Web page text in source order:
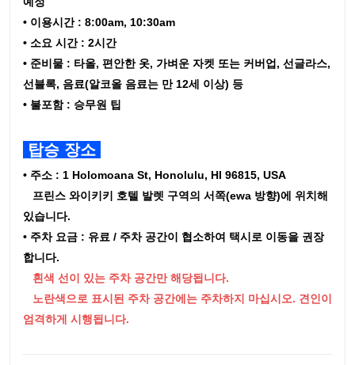
• 이용시간 : 8:00am, 10:30am
• 소요 시간 : 2시간
• 준비물 : 타올, 편안한 옷, 가벼운 자켓 또는 커버업, 선글라스,
선블록, 음료(알코올 음료는 만 12세 이상) 등
• 불포함 : 승무원 팁
탑승 장소
• 주소 : 1 Holomoana St, Honolulu, HI 96815, USA
프린스 와이키키 호텔 발렛 구역의 서쪽(ewa 방향)에 위치해
있습니다.
• 주차 요금 : 유료 / 주차 공간이 협소하여 택시로 이동을 권장
합니다.
흰색 선이 있는 주차 공간만 해당됩니다.
노란색으로 표시된 주차 공간에는 주차하지 마십시오. 견인이
엄격하게 시행됩니다.